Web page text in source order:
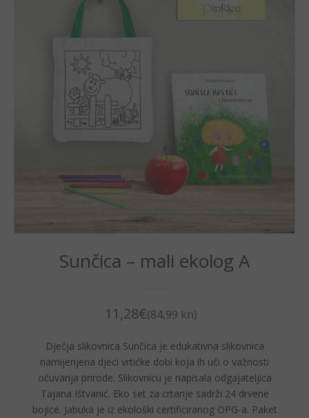
Sunčica – mali ekolog A
11,28€(84,99 kn)
Dječja slikovnica Sunčica je edukativna slikovnica
namijenjena djeci vrtićke dobi koja ih uči o važnosti
očuvanja prirode. Slikovnicu je napisala odgajateljica
Tajana Ištvanić. Eko set za crtanje sadrži 24 drvene
bojice. Jabuka je iz ekološki certificiranog OPG-a. Paket